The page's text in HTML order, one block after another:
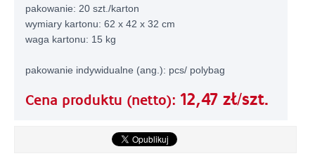
pakowanie: 20 szt./karton
wymiary kartonu: 62 x 42 x 32 cm
waga kartonu: 15 kg
pakowanie indywidualne (ang.): pcs/ polybag
Cena produktu (netto): 12,47 zł/szt.